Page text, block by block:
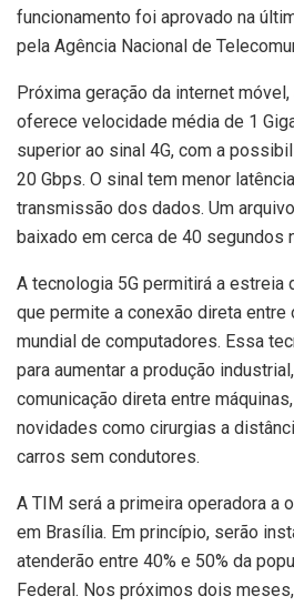
funcionamento foi aprovado na
pela Agência Nacional de
Próxima geração da internet
oferece velocidade média de 1
superior ao sinal 4G, com a
20 Gbps. O sinal tem menor
transmissão dos dados. Um
baixado em cerca de 40 segundos
A tecnologia 5G permitirá a estreia
que permite a conexão direta entre
mundial de computadores. Essa
para aumentar a produção
comunicação direta entre
novidades como cirurgias a
carros sem condutores.
A TIM será a primeira operadora a
em Brasília. Em princípio, serão
atenderão entre 40% e 50% da
Federal. Nos próximos dois